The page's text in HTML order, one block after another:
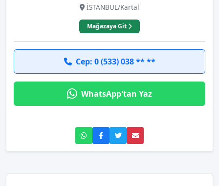
İSTANBUL/Kartal
Mağazaya Git
Cep: 0 (533) 038 ** **
WhatsApp'tan Yaz